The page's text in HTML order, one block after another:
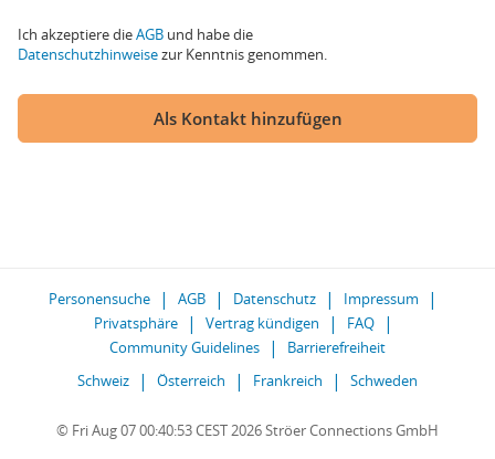
Ich akzeptiere dieAGB und habe die
Datenschutzhinweisezur Kenntnis genommen.
Als Kontakt hinzufügen
Personensuche AGB Datenschutz
Impressum
Privatsphäre
Vertrag kündigen
FAQ
Community Guidelines
Barrierefreiheit
Schweiz
Österreich Frankreich Schweden
© Fri Aug 07 00:40:53 CEST 2026 Ströer Connections GmbH